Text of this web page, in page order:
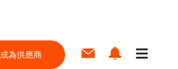
成為供應商